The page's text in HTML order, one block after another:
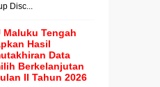
Disc...
Maluku Tengah
Hasil
Data
Berkelanjutan
II Tahun 2026